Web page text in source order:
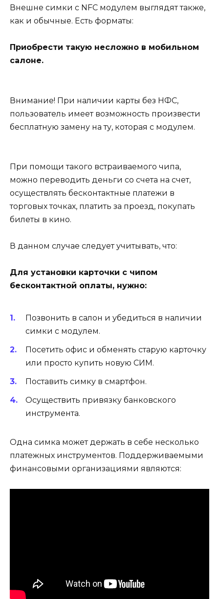
Внешне симки с NFC модулем выглядят также,
как и обычные. Есть форматы:
Приобрести такую несложно в мобильном
салоне.
Внимание! При наличии карты без НФС,
пользователь имеет возможность произвести
бесплатную замену на ту, которая с модулем.
При помощи такого встраиваемого чипа,
можно переводить деньги со счета на счет,
осуществлять бесконтактные платежи в
торговых точках, платить за проезд, покупать
билеты в кино.
В данном случае следует учитывать, что:
Для установки карточки с чипом
бесконтактной оплаты, нужно:
Позвонить в салон и убедиться в наличии
симки с модулем.
Посетить офис и обменять старую карточку
или просто купить новую СИМ.
Поставить симку в смартфон.
Осуществить привязку банковского
инструмента.
Одна симка может держать в себе несколько
платежных инструментов. Поддерживаемыми
финансовыми организациями являются: